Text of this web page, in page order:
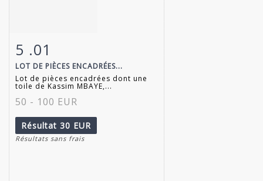
Fiche détaillée
5 .01
LOT DE PIÈCES ENCADRÉES...
Lot de pièces encadrées dont une
toile de Kassim MBAYE,...
50 - 100 EUR
Résultat 30 EUR
Résultats sans frais